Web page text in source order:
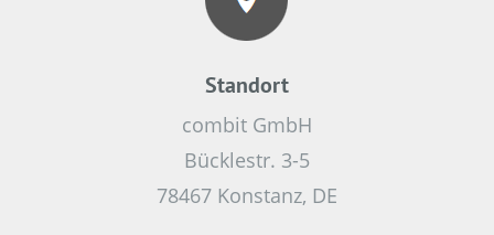
Standort
combit GmbH
Bücklestr. 3-5
78467 Konstanz, DE